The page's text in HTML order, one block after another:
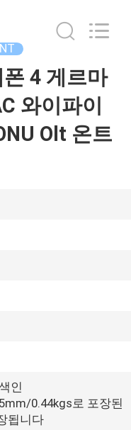
4 게르마
와이파이
Olt 온트
인
0.44kgs로 포장된
됩니다